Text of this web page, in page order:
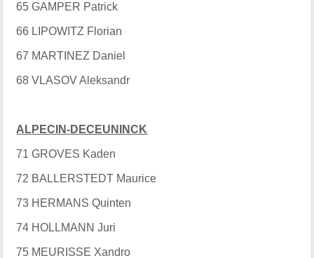
65 GAMPER Patrick
66 LIPOWITZ Florian
67 MARTINEZ Daniel
68 VLASOV Aleksandr
ALPECIN-DECEUNINCK
71 GROVES Kaden
72 BALLERSTEDT Maurice
73 HERMANS Quinten
74 HOLLMANN Juri
75 MEURISSE Xandro